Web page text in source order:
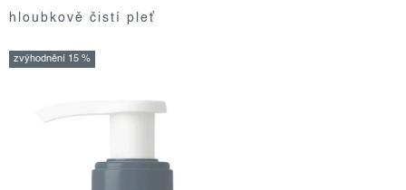
hloubkově čistí pleť
zvýhodnění 15 %